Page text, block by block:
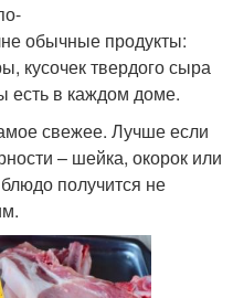
обычные продукты:
кусочек твердого сыра
есть в каждом доме.
свежее. Лучше если
– шейка, окорок или
получится не